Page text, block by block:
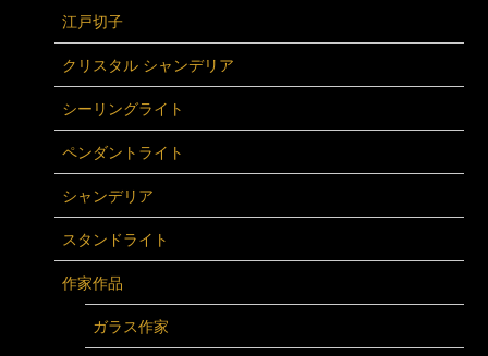
江戸切子
クリスタル シャンデリア
シーリングライト
ペンダントライト
シャンデリア
スタンドライト
作家作品
ガラス作家